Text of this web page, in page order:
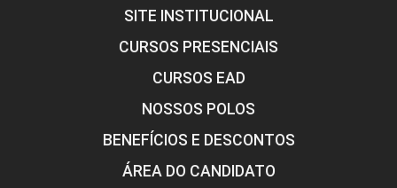
EXTENSÃO
75
SITE INSTITUCIONAL
CURSOS PRESENCIAIS
CURSOS EAD
NOSSOS POLOS
BENEFÍCIOS E DESCONTOS
ÁREA DO CANDIDATO